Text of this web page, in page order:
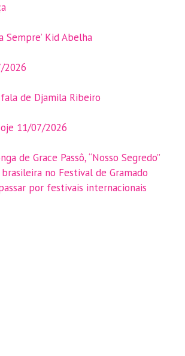
Sempre’ Kid Abelha
2026
de Djamila Ribeiro
11/07/2026
de Grace Passô, “Nosso Segredo”
no Festival de Gramado
por festivais internacionais